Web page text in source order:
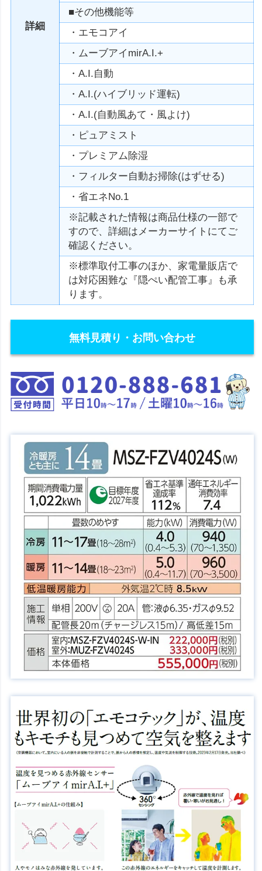
詳細
■その他機能等
・エモコアイ
・ムーブアイmirA.I.+
・A.I.自動
・A.I.(ハイブリッド運転)
・A.I.(自動風あて・風よけ)
・ピュアミスト
・プレミアム除湿
・フィルター自動お掃除(はずせる)
・省エネNo.1
※記載された情報は商品仕様の一部で
すので、詳細はメーカーサイトにてご
確認ください。
※標準取付工事のほか、家電量販店で
は対応困難な『隠ぺい配管工事』も承
ります。
無料見積り・お問い合わせ